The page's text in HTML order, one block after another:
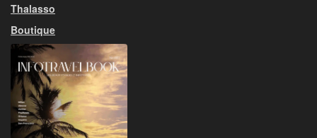
Thalasso
Boutique